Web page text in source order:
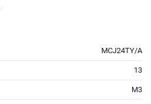
MCJ24TY/A
13
M3